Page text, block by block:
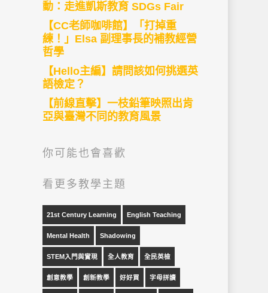
動：走進凱斯教育 SDGs Fair
【CC老師咖啡館】「打掉重
練！」Elsa 副理事長的補教經營
哲學
【Hello主編】請問該如何挑選英
語檢定？
【前線直擊】一枝鉛筆映照出肯
亞與臺灣不同的教育風景
你可能也會喜歡
看更多教學主題
21st Century Learning English Teaching
Mental Health Shadowing
STEM入門與實現 全人教育 全民英檢
創意教學 創新教學 好好買 字母拼讀